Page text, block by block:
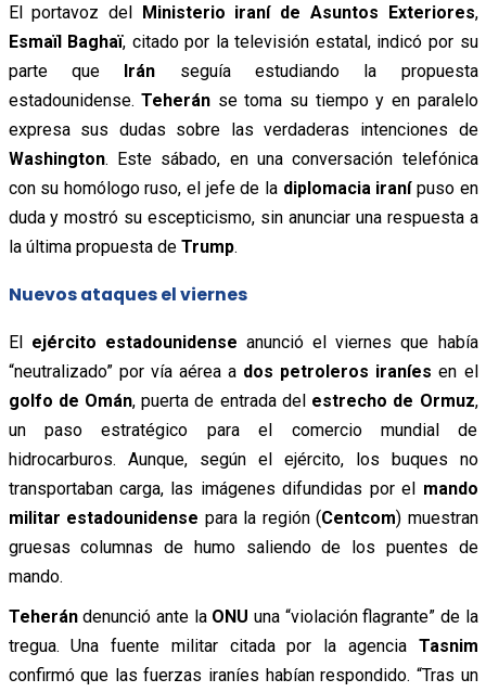
El portavoz del Ministerio iraní de Asuntos Exteriores,
Esmaïl Baghaï, citado por la televisión estatal, indicó por su
parte que Irán seguía estudiando la propuesta
estadounidense.Teherán se toma su tiempo y en paralelo
expresa sus dudas sobre las verdaderas intenciones de
Washington. Este sábado, en una conversación telefónica
con su homólogo ruso, el jefe de la diplomacia iranípuso en
duda y mostró su escepticismo, sin anunciar una respuesta a
la última propuesta de Trump.
Nuevos ataques el viernes
El ejército estadounidense anunció el viernes que había
“neutralizado” por vía aérea a dos petroleros iraníes en el
golfo de Omán, puerta de entrada del estrecho de Ormuz,
un paso estratégico para el comercio mundial de
hidrocarburos. Aunque, según el ejército, los buques no
transportaban carga, las imágenes difundidas por el mando
militar estadounidense para la región (Centcom) muestran
gruesas columnas de humo saliendo de los puentes de
mando.
Teherándenunció ante la ONU una “violación flagrante” de la
tregua. Una fuente militar citada por la agencia Tasnim
confirmó que las fuerzas iraníes habían respondido. “Tras un